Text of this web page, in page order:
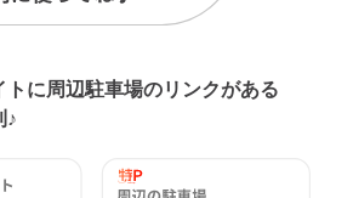
トに周辺駐車場のリンクがある
♪